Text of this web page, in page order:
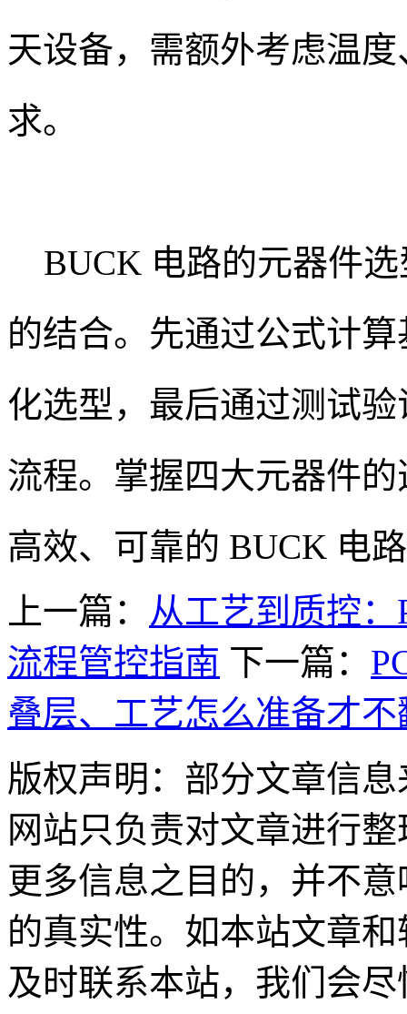
天设备，需额外考虑温
求。
BUCK 电路的元器件选
的结合。先通过公式计
化选型，最后通过测试
流程。掌握四大元器件
高效、可靠的 BUCK 电
上一篇： 从工艺到质控
流程管控指南 下一篇：
叠层、工艺怎么准备才不
版权声明：部分文章信
网站只负责对文章进行
更多信息之目的，并不
的真实性。如本站文章
及时联系本站，我们会